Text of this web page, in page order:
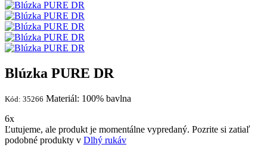
Blúzka PURE DR
Kód: 35266 Materiál: 100% bavlna
6x
Ľutujeme, ale produkt je momentálne vypredaný. Pozrite si zatiaľ
podobné produkty v Dlhý rukáv